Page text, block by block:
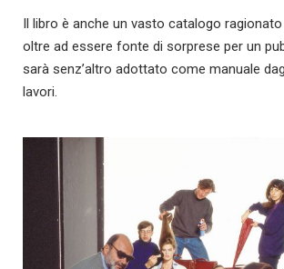
Il libro è anche un vasto catalogo ragionato
oltre ad essere fonte di sorprese per un
sarà senz’altro adottato come manuale
lavori.